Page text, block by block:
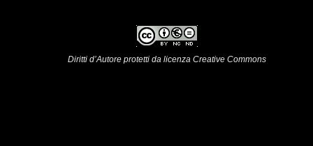
Diritti d’Autore protetti da licenza Creative Commons